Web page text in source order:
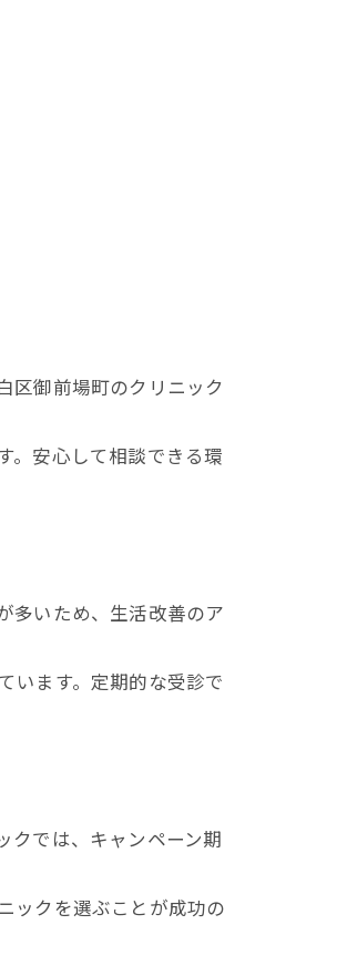
区御前場町のクリニック
。安心して相談できる環
多いため、生活改善のア
います。定期的な受診で
クでは、キャンペーン期
ックを選ぶことが成功の